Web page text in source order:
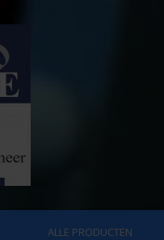
ALLE PRODUCTEN